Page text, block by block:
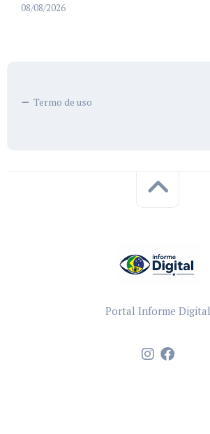
08/08/2026
Termo de uso
Portal Informe Digital